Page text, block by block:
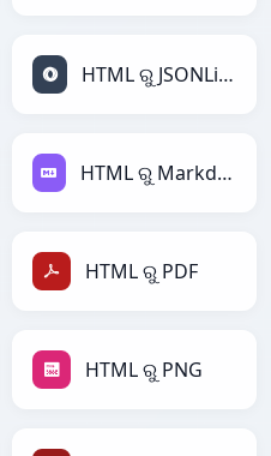
HTML ରୁ JSONLines
HTML ରୁ Markdown
HTML ରୁ PDF
HTML ରୁ PNG